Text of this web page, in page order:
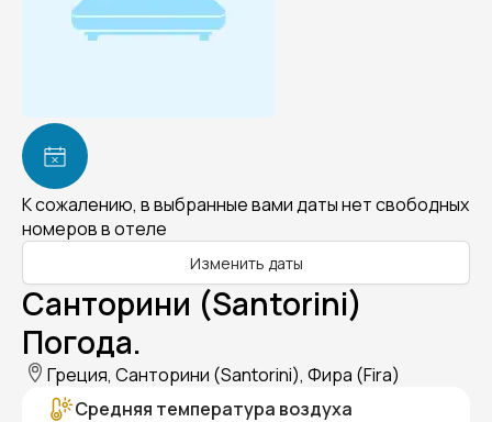
К сожалению, в выбранные вами даты нет свободных
номеров в отеле
Изменить даты
Санторини (Santorini)
Погода.
Греция, Санторини (Santorini), Фира (Fira)
Средняя температура воздуха